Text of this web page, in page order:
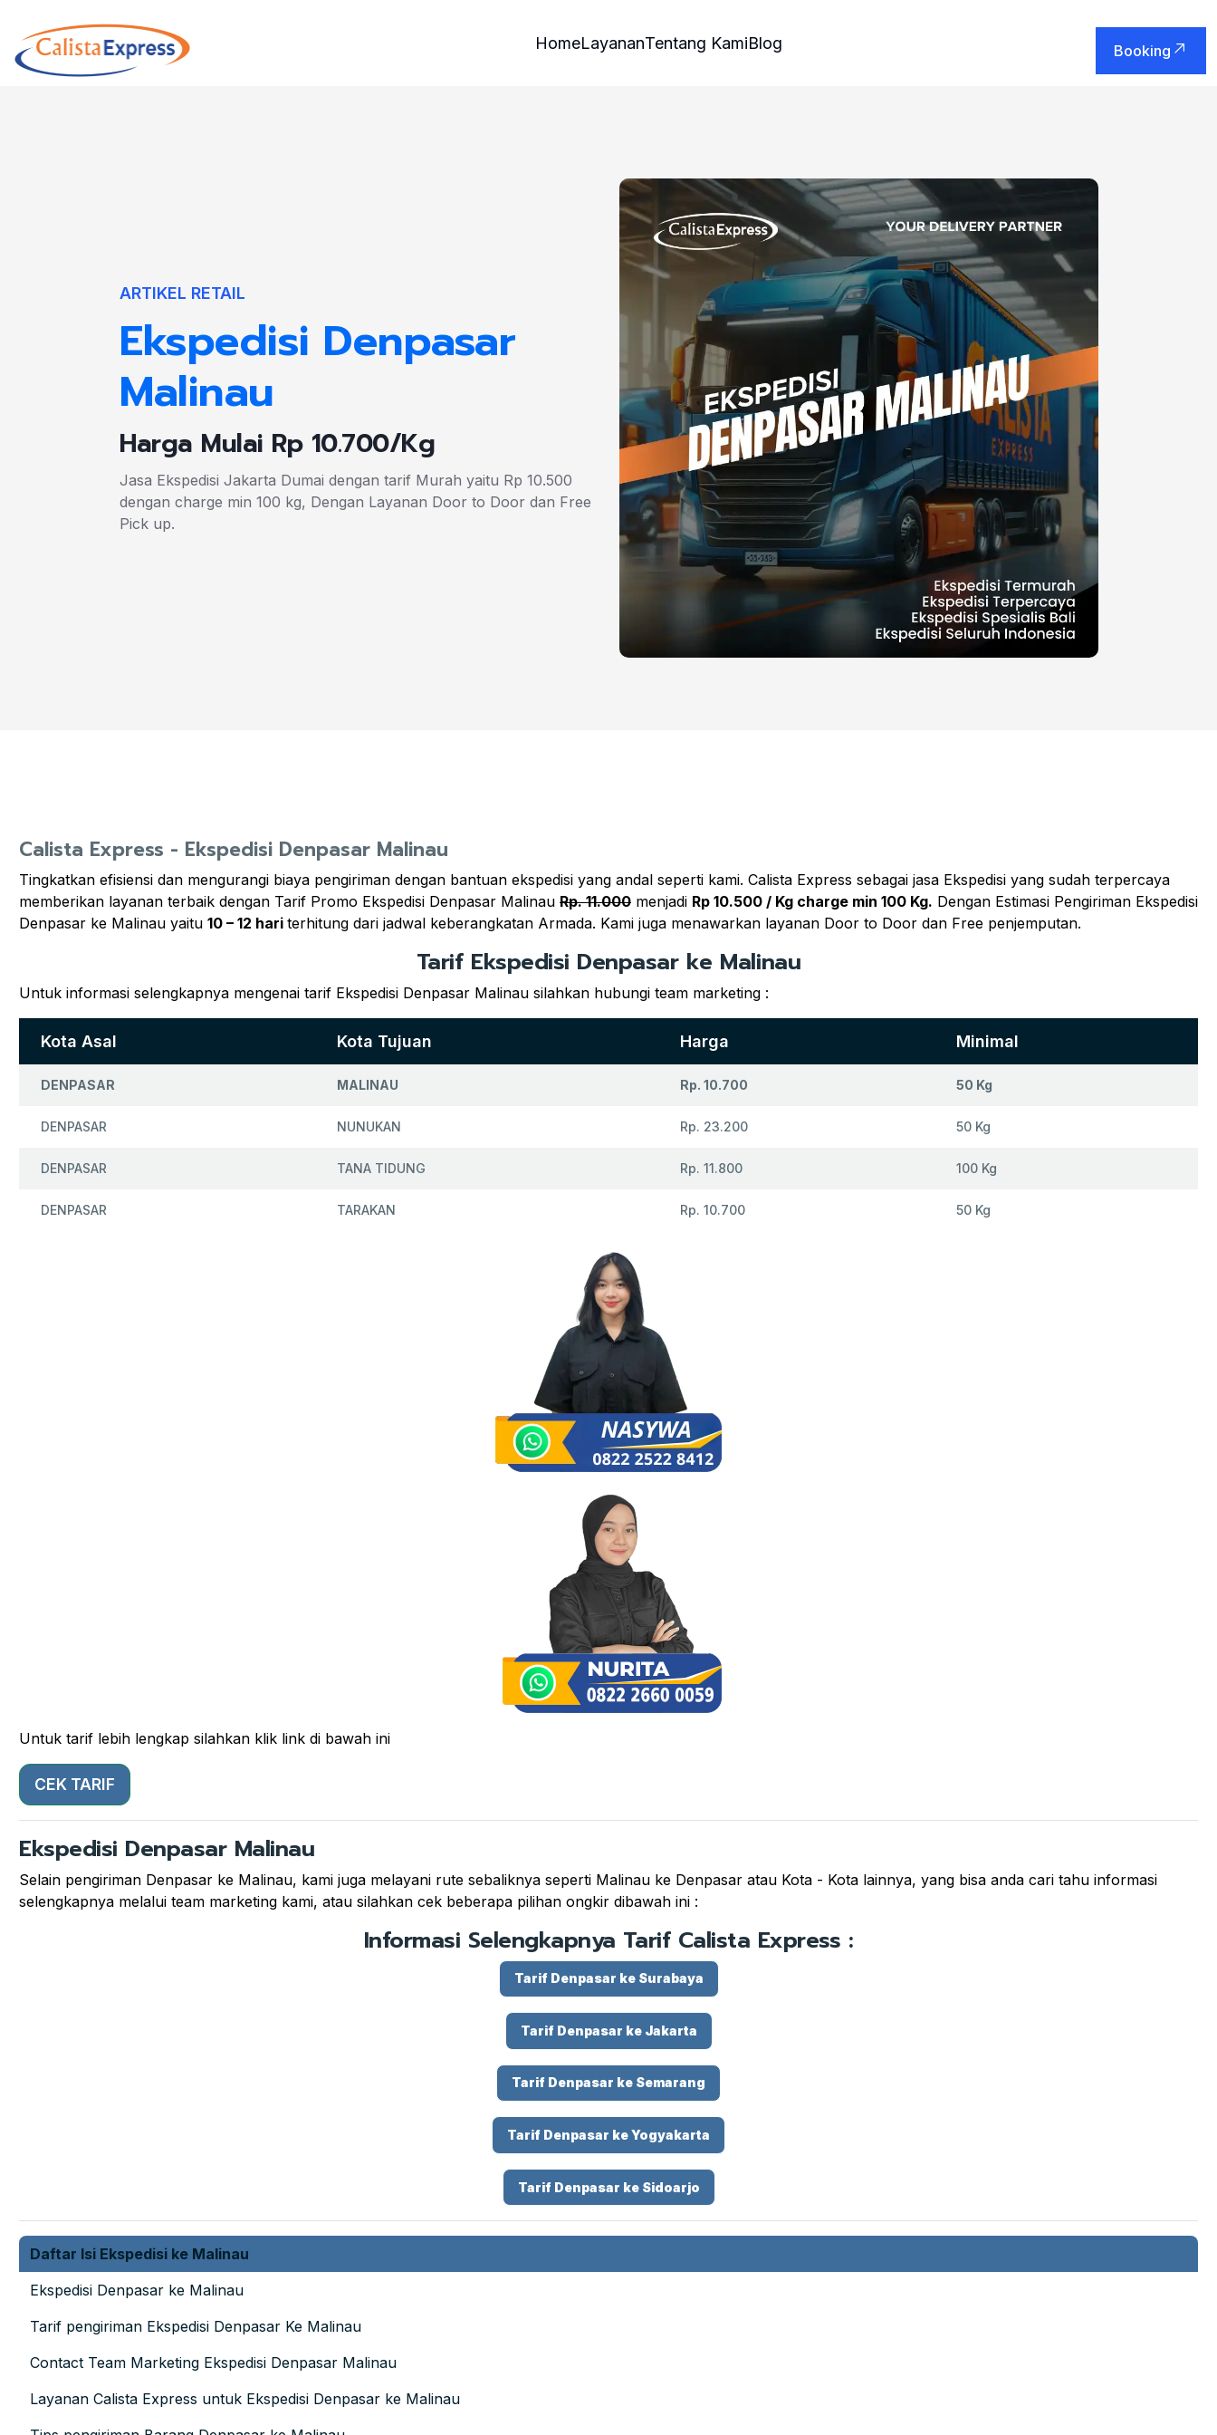
HomeLayananTentang KamiBlog Booking
ARTIKEL RETAIL
Ekspedisi Denpasar
Malinau
Harga Mulai Rp 10.700/Kg
Jasa Ekspedisi Jakarta Dumai dengan tarif Murah yaitu Rp 10.500
dengan charge min 100 kg, Dengan Layanan Door to Door dan Free
Pick up.
Calista Express - Ekspedisi Denpasar Malinau
Tingkatkan efisiensi dan mengurangi biaya pengiriman dengan bantuan ekspedisi yang andal seperti kami. Calista Express sebagai jasa Ekspedisi yang sudah terpercaya
memberikan layanan terbaik dengan Tarif Promo Ekspedisi Denpasar Malinau Rp. 11.000 menjadi Rp 10.500 / Kg charge min 100 Kg. Dengan Estimasi Pengiriman Ekspedisi
Denpasar ke Malinau yaitu 10 – 12 hari terhitung dari jadwal keberangkatan Armada. Kami juga menawarkan layanan Door to Door dan Free penjemputan.
Tarif Ekspedisi Denpasar ke Malinau
Untuk informasi selengkapnya mengenai tarif Ekspedisi Denpasar Malinau silahkan hubungi team marketing :
Kota Asal Kota Tujuan Harga Minimal
DENPASAR MALINAU Rp. 10.700 50 Kg
DENPASAR NUNUKAN Rp. 23.200 50 Kg
DENPASAR TANA TIDUNG Rp. 11.800 100 Kg
DENPASAR TARAKAN Rp. 10.700 50 Kg
Untuk tarif lebih lengkap silahkan klik link di bawah ini
CEK TARIF
Ekspedisi Denpasar Malinau
Selain pengiriman Denpasar ke Malinau, kami juga melayani rute sebaliknya seperti Malinau ke Denpasar atau Kota - Kota lainnya, yang bisa anda cari tahu informasi
selengkapnya melalui team marketing kami, atau silahkan cek beberapa pilihan ongkir dibawah ini :
Informasi Selengkapnya Tarif Calista Express :
Tarif Denpasar ke Surabaya
Tarif Denpasar ke Jakarta
Tarif Denpasar ke Semarang
Tarif Denpasar ke Yogyakarta
Tarif Denpasar ke Sidoarjo
Daftar Isi Ekspedisi ke Malinau
Ekspedisi Denpasar ke Malinau
Tarif pengiriman Ekspedisi Denpasar Ke Malinau
Contact Team Marketing Ekspedisi Denpasar Malinau
Layanan Calista Express untuk Ekspedisi Denpasar ke Malinau